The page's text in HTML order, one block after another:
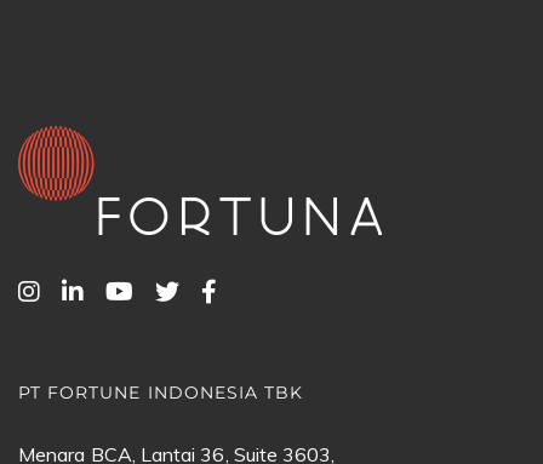
PT FORTUNE INDONESIA TBK
Menara BCA, Lantai 36, Suite 3603,